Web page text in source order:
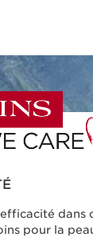
dans
pour la